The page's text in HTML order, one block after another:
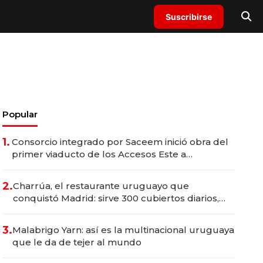
Suscribirse
Popular
1. Consorcio integrado por Saceem inició obra del
primer viaducto de los Accesos Este a
2.Charrúa, el restaurante uruguayo que
conquistó Madrid: sirve 300 cubiertos diarios,
3.Malabrigo Yarn: así es la multinacional uruguaya
que le da de tejer al mundo